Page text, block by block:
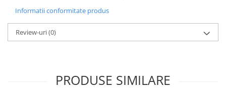
Informatii conformitate produs
Review-uri(0)
PRODUSE SIMILARE